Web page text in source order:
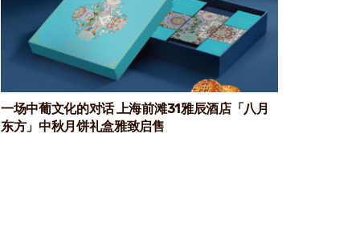
一场中葡文化的对话 上海前滩31雅辰酒店「八月
东方」中秋月饼礼盒雅致启售